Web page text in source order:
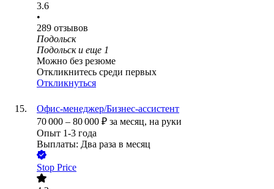
3.6
•
289 отзывов
Подольск
Подольск и еще 1
Можно без резюме
Откликнитесь среди первых
Откликнуться
Офис-менеджер/Бизнес-ассистент
70 000 – 80 000 ₽ за месяц, на руки
Опыт 1-3 года
Выплаты: Два раза в месяц
Stop Price